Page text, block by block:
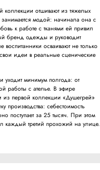
коллекции отшивают из тяжелых
модой: начинала она с
к работе с тканями ей привил
бренд одежды и руководит
осваивают не только
идеи в реальные сценические
минимум полгода: от
работы с ателье. В эфире
из первой коллекции «Душегрей»
производства: себестоимость
поступает за 25 тысяч. При этом
каждый третий прохожий на улице.